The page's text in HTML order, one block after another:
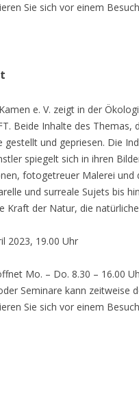
Sie sich vor einem
e. V. zeigt in der
Beide Inhalte des
gestellt und gepriesen. Die
spiegelt sich in ihren
fotogetreuer Malerei und
und surreale Sujets bis
Kraft der Natur, die
2023, 19.00 Uhr
Mo. – Do. 8.30 – 16.00
Seminare kann zeitweise
Sie sich vor einem